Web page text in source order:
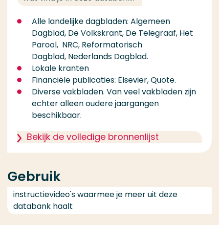
Alle landelijke dagbladen: Algemeen
Dagblad, De Volkskrant, De Telegraaf, Het
Parool, NRC, Reformatorisch
Dagblad, Nederlands Dagblad.
Lokale kranten
Financiële publicaties: Elsevier, Quote.
Diverse vakbladen. Van veel vakbladen zijn
echter alleen oudere jaargangen
beschikbaar.
Bekijk de volledige bronnenlijst
Gebruik
instructievideo's waarmee je meer uit deze
databank haalt